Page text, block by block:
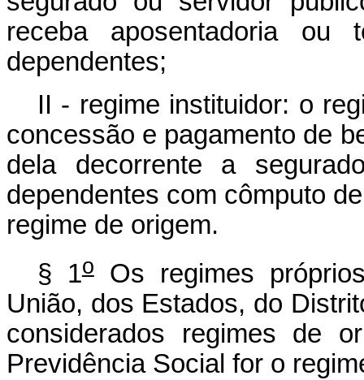
receba aposentadoria ou
dependentes;
II - regime instituidor: o
concessão e pagamento de
dela decorrente a
dependentes com cômputo
regime de origem.
§ 1oOs regimes
União, dos Estados, do
considerados regimes de
Previdência Social for o